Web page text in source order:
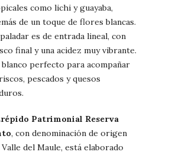
como lichi y guayaba,
de un toque de flores blancas.
es de entrada lineal, con
final y una acidez muy vibrante.
perfecto para acompañar
pescados y quesos
Patrimonial Reserva
, con denominación de origen
del Maule, está elaborado